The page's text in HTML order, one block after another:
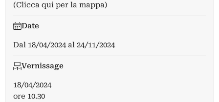
(Clicca qui per la mappa)
Date
Dal 18/04/2024al 24/11/2024
Vernissage
18/04/2024
ore 10.30